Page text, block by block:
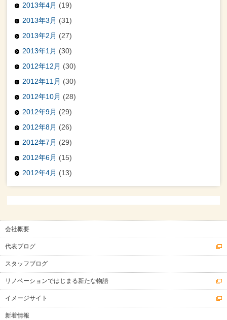
2013年4月 (19)
2013年3月 (31)
2013年2月 (27)
2013年1月 (30)
2012年12月 (30)
2012年11月 (30)
2012年10月 (28)
2012年9月 (29)
2012年8月 (26)
2012年7月 (29)
2012年6月 (15)
2012年4月 (13)
会社概要
代表ブログ
スタッフブログ
リノベーションではじまる新たな物語
イメージサイト
新着情報